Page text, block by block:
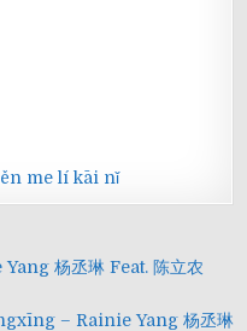
me lí kāi nǐ
杨丞琳 Feat. 陈立农
– Rainie Yang 杨丞琳